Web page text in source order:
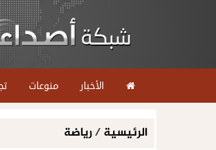
الأخبار منوعات
الرئيسية/رياضة